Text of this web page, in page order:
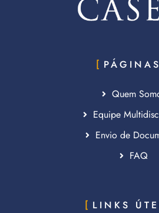
PÁGINAS
Quem
Equipe
Envio de
FAQ
LINKS